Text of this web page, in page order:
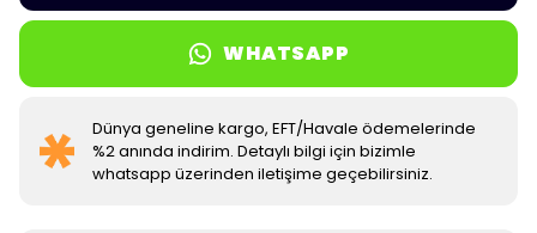
WHATSAPP
Dünya geneline kargo, EFT/Havale ödemelerinde
%2 anında indirim. Detaylı bilgi için bizimle
whatsapp üzerinden iletişime geçebilirsiniz.